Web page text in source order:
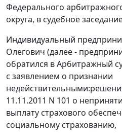
Федерального
округа, в судебное
Индивидуальный
Олегович (далее -
обратился в Арбитражный
с заявлением о признании
11.11.2011 N 101 о
выплату страхового
социальному страхованию,